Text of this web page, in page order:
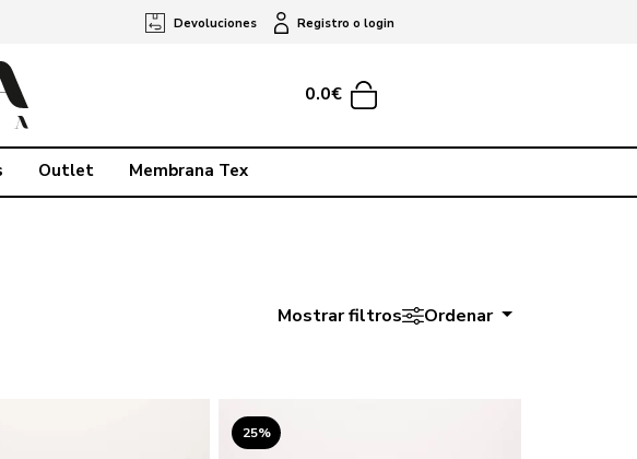
Devoluciones Registro o login
0.0€
Outlet Membrana Tex
Mostrar filtros Ordenar
25%